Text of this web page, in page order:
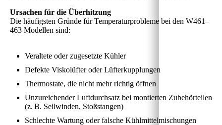
Ursachen für die Überhitzung
Die häufigsten Gründe für Temperaturprobleme bei den W461–
463 Modellen sind:
Veraltete oder zugesetzte Kühler
Defekte Viskolüfter oder Lüfterkupplungen
Thermostate, die nicht mehr richtig öffnen
Unzureichender Luftdurchsatz bei montierten Zubehörteilen
(z. B. Seilwinden, Stoßstangen)
Schlechte Wartung oder falsche Kühlmittelmischungen